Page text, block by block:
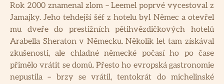
Rok 2000 znamenal zlom – Leemel poprvé vycestoval z
Jamajky. Jeho tehdejší šéf z hotelu byl Němec a otevřel
mu dveře do prestižních pětihvězdičkových hotelů
Arabella Sheraton v Německu. Několik let tam získával
zkušenosti, ale chladné německé počasí ho po čase
přimělo vrátit se domů. Přesto ho evropská gastronomie
nepustila – brzy se vrátil, tentokrát do michelinské